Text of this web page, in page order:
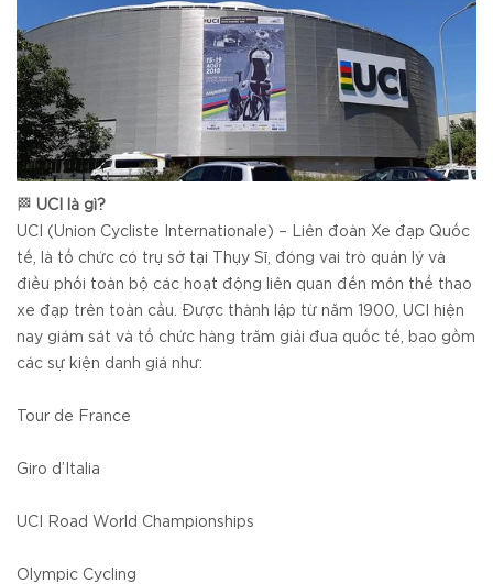
🏁 UCI là gì?
UCI (Union Cycliste Internationale) – Liên đoàn Xe đạp Quốc
tế, là tổ chức có trụ sở tại Thụy Sĩ, đóng vai trò quản lý và
điều phối toàn bộ các hoạt động liên quan đến môn thể thao
xe đạp trên toàn cầu. Được thành lập từ năm 1900, UCI hiện
nay giám sát và tổ chức hàng trăm giải đua quốc tế, bao gồm
các sự kiện danh giá như:
Tour de France
Giro d’Italia
UCI Road World Championships
Olympic Cycling